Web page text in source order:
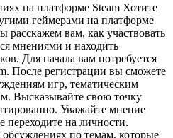
на платформе Steam Хотите
геймерами на платформе
расскажем вам, как участвовать
мнениями и находить
Для начала вам потребуется
После регистрации вы сможете
игр, тематическим
Высказывайте свою точку
Уважайте мнение
переходите на личности.
по темам, которые